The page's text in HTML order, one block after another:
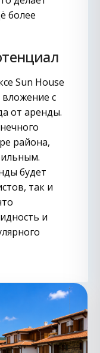
более
Sun House
с
от аренды.
района,
будет
так и
и